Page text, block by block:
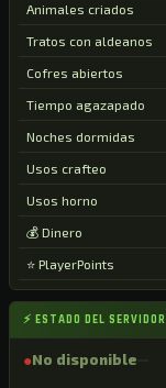
⚡ ESTADO DEL SERVIDOR
●No disponible
Animales criados
Tratos con aldeanos
Cofres abiertos
Tiempo agazapado
Noches dormidas
Usos crafteo
Usos horno
💰 Dinero
⭐ PlayerPoints